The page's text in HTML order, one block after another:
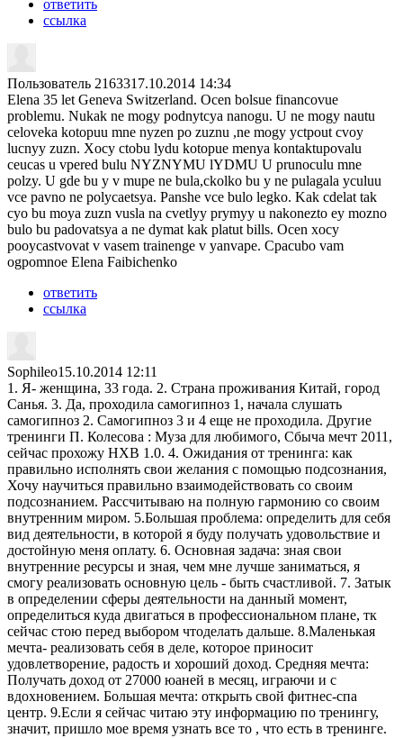
ответить
ссылка
Пользователь 2163317.10.2014 14:34
Elena 35 let Geneva Switzerland. Ocen bolsue financovue
problemu. Nukak ne mogy podnytcya nanogu. U ne mogy nautu
celoveka kotopuu mne nyzen po zuznu ,ne mogy yctpout cvoy
lucnyy zuzn. Xocy ctobu lydu kotopue menya kontaktupovalu
ceucas u vpered bulu NYZNYMU lYDMU U prunoculu mne
polzy. U gde bu y v mupe ne bula,ckolko bu y ne pulagala yculuu
vce pavno ne polycaetsya. Panshe vce bulo legko. Kak cdelat tak
cyo bu moya zuzn vusla na cvetlyy prymyy u nakonezto ey mozno
bulo bu padovatsya a ne dymat kak platut bills. Ocen xocy
pooycastvovat v vasem trainenge v yanvape. Cpacubo vam
ogpomnoe Elena Faibichenko
ответить
ссылка
Sophileo15.10.2014 12:11
1. Я- женщина, 33 года. 2. Страна проживания Китай, город
Санья. 3. Да, проходила самогипноз 1, начала слушать
самогипноз 2. Самогипноз 3 и 4 еще не проходила. Другие
тренинги П. Колесова : Муза для любимого, Сбыча мечт 2011,
сейчас прохожу НХВ 1.0. 4. Ожидания от тренинга: как
правильно исполнять свои желания с помощью подсознания,
Хочу научиться правильно взаимодействовать со своим
подсознанием. Рассчитываю на полную гармонию со своим
внутренним миром. 5.Большая проблема: определить для себя
вид деятельности, в которой я буду получать удовольствие и
достойную меня оплату. 6. Основная задача: зная свои
внутренние ресурсы и зная, чем мне лучше заниматься, я
смогу реализовать основную цель - быть счастливой. 7. Затык
в определении сферы деятельности на данный момент,
определиться куда двигаться в профессиональном плане, тк
сейчас стою перед выбором чтоделать дальше. 8.Маленькая
мечта- реализовать себя в деле, которое приносит
удовлетворение, радость и хороший доход. Средняя мечта:
Получать доход от 27000 юаней в месяц, играючи и с
вдохновением. Большая мечта: открыть свой фитнес-спа
центр. 9.Если я сейчас читаю эту информацию по тренингу,
значит, пришло мое время узнать все то , что есть в тренинге.